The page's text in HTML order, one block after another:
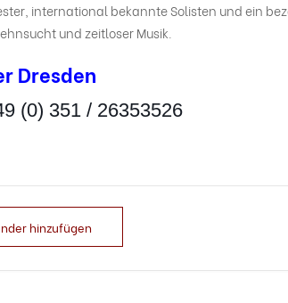
international bekannte Solisten und ein
und zeitloser Musik.
Dresden
(0) 351 / 26353526
hinzufügen